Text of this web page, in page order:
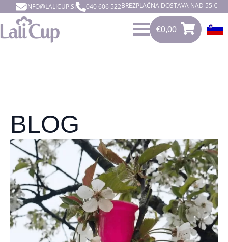
INFO@LALICUP.SI 040 606 522BREZPLAČNA DOSTAVA NAD 55 €
€0,00
€0,00
BLOG